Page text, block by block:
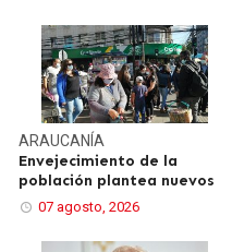
ARAUCANÍA
Envejecimiento de la
población plantea nuevos
07 agosto, 2026